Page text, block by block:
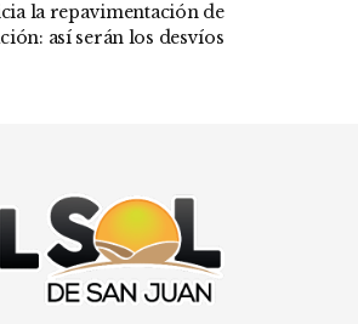
la repavimentación de
así serán los desvíos